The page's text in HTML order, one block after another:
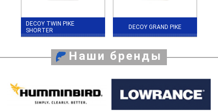
DECOY TWIN PIKE
SHORTER
DECOY GRAND PIKE
Наши бренды